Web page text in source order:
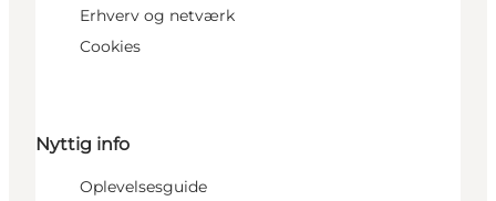
Erhverv og netværk
Cookies
Nyttig info
Oplevelsesguide